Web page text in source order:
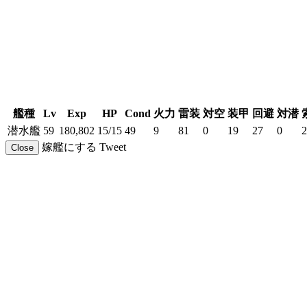
艦種 Lv Exp HP Cond 火力 雷装 対空 装甲 回避 対潜
潜水艦 59 180,802 15/15 49 9 81 0 19 27 0
Close 嫁艦にする Tweet